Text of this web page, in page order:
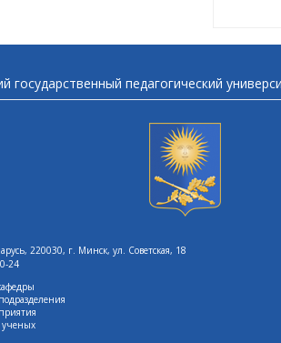
государственный педагогический
220030, г. Минск, ул. Советская, 18
24
ученых